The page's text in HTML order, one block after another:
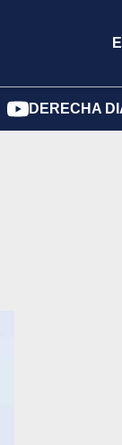
DERECHA